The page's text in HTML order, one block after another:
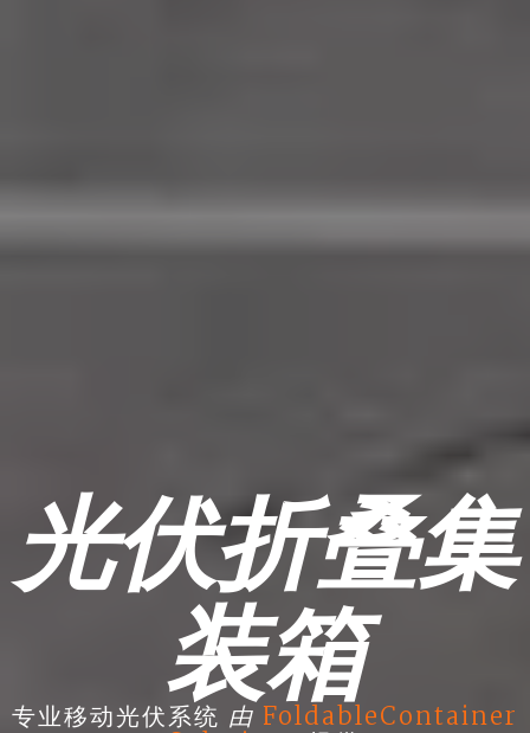
光伏折叠集
装箱
专业移动光伏系统 由 FoldableContainer